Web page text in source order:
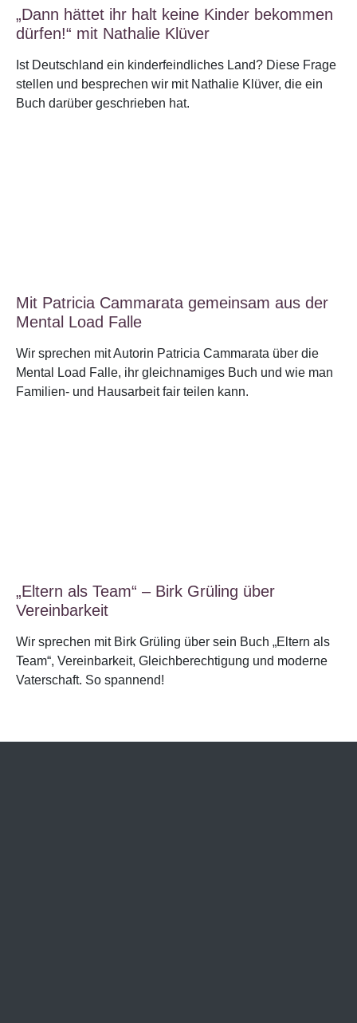
„Dann hättet ihr halt keine Kinder bekommen
dürfen!“ mit Nathalie Klüver
Ist Deutschland ein kinderfeindliches Land? Diese Frage
stellen und besprechen wir mit Nathalie Klüver, die ein
Buch darüber geschrieben hat.
Mit Patricia Cammarata gemeinsam aus der
Mental Load Falle
Wir sprechen mit Autorin Patricia Cammarata über die
Mental Load Falle, ihr gleichnamiges Buch und wie man
Familien- und Hausarbeit fair teilen kann.
„Eltern als Team“ – Birk Grüling über
Vereinbarkeit
Wir sprechen mit Birk Grüling über sein Buch „Eltern als
Team“, Vereinbarkeit, Gleichberechtigung und moderne
Vaterschaft. So spannend!